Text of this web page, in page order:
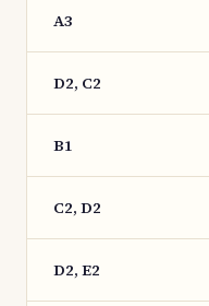
A3
D2, C2
B1
C2, D2
D2, E2